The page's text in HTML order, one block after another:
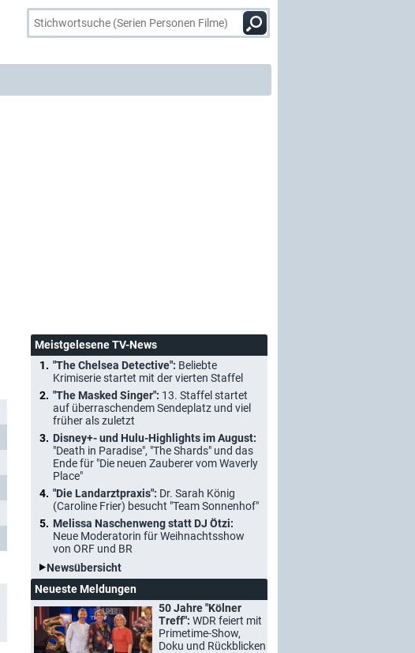
Meistgelesene TV-News
"The Chelsea Detective": Beliebte
Krimiserie startet mit der vierten Staffel
"The Masked Singer": 13. Staffel startet
auf überraschendem Sendeplatz und viel
früher als zuletzt
Disney+- und Hulu-Highlights im August:
"Death in Paradise", "The Shards" und das
Ende für "Die neuen Zauberer vom Waverly
Place"
"Die Landarztpraxis": Dr. Sarah König
(Caroline Frier) besucht "Team Sonnenhof"
Melissa Naschenweng statt DJ Ötzi:
Neue Moderatorin für Weihnachtsshow
von ORF und BR
Newsübersicht
Neueste Meldungen
50 Jahre "Kölner
Treff": WDR feiert mit
Primetime-Show,
Doku und Rückblicken